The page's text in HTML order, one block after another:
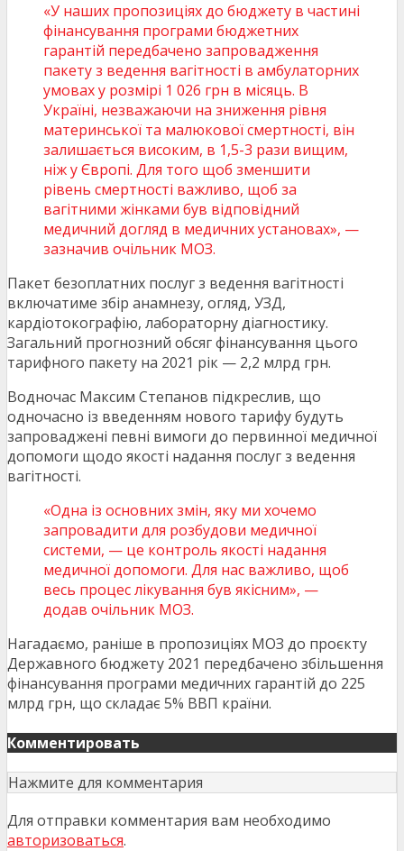
«У наших пропозиціях до бюджету в частині
фінансування програми бюджетних
гарантій передбачено запровадження
пакету з ведення вагітності в амбулаторних
умовах у розмірі 1 026 грн в місяць. В
Україні, незважаючи на зниження рівня
материнської та малюкової смертності, він
залишається високим, в 1,5-3 рази вищим,
ніж у Європі. Для того щоб зменшити
рівень смертності важливо, щоб за
вагітними жінками був відповідний
медичний догляд в медичних установах», —
зазначив очільник МОЗ.
Пакет безоплатних послуг з ведення вагітності
включатиме збір анамнезу, огляд, УЗД,
кардіотокографію, лабораторну діагностику.
Загальний прогнозний обсяг фінансування цього
тарифного пакету на 2021 рік — 2,2 млрд грн.
Водночас Максим Степанов підкреслив, що
одночасно із введенням нового тарифу будуть
запроваджені певні вимоги до первинної медичної
допомоги щодо якості надання послуг з ведення
вагітності.
«Одна із основних змін, яку ми хочемо
запровадити для розбудови медичної
системи, — це контроль якості надання
медичної допомоги. Для нас важливо, щоб
весь процес лікування був якісним», —
додав очільник МОЗ.
Нагадаємо, раніше в пропозиціях МОЗ до проєкту
Державного бюджету 2021 передбачено збільшення
фінансування програми медичних гарантій до 225
млрд грн, що складає 5% ВВП країни.
Комментировать
Нажмите для комментария
Для отправки комментария вам необходимо
авторизоваться.